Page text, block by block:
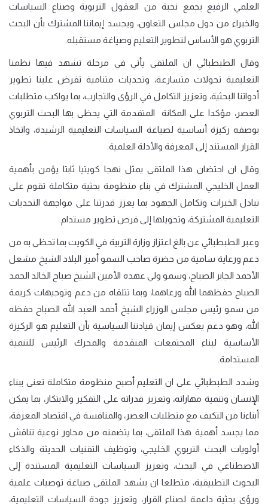
العلمي الرفيع يجمع نخبة من العقول التربوية وصناع السياسات
والخبراء من دول مجلس التعاون، ويجسد إيماننا المشترك بأن البحث
التربوي هو الأساس لتطوير التعليم وصياغة مستقبله.
وقال الطبطبائي ان الملتقى يأتي في مرحلة تشهد فيها نظمنا
التعليمية تحولات متسارعة، وتحديات متنامية تفرض علينا تطوير
أدواتنا البحثية، وتعزيز التكامل في الرؤى والتجارب، بما يواكب متطلبات
العصر، مؤكدا على المكانة المتقدمة التي يحظى بها البحث التربوي
بوصفه ركيزة أساسية لصياغة السياسات التعليمية الرشيدة، واتخاذ
القرار المستند إلى المعرفة والأدلة العلمية
وقال ان احتضان هذا الملتقى يمثل نهجا كويتيا ثابتا يؤمن بأهمية
العمل الخليجي المشترك في بناء منظومة بحثية متكاملة تقوم على
تبادل الخبرات وتكامل الجهود بما يعزز قدرتنا على مواجهة التحديات
التعليمية المشتركة، وتحويلها إلى فرص تطوير مستدام.
وعبر الطبطبائي عن بالغ اعتزاز وزارة التربية في الكويت بما تحظى به من
دعم ورعاية سامية من حضرة صاحب السمو أمير البلاد الشيخ مشعل
الأحمد الجابر الصباح، وسمو ولي عهده الأمين الشيخ صباح الخالد الحمد
الصباح حفظهما الله ورعاهما، وبما تتلقاه من دعم وتوجيهات كريمة
من سمو رئيس مجلس الوزراء الشيخ أحمد العبد الله الصباح حفظه
الله، وهو دعم يعكس إيمان قيادتنا السياسية بأن التعليم هو الركيزة
الأساسية لبناء المجتمعات المتقدمة والمحرك الرئيس للتنمية
المستدامة.
وشدد الطبطبائي على ان التعليم أصبح منظومة متكاملة تعنى ببناء
الإنسان وتنمية مهاراته، وتعزيز قدراته على التفكير والابتكار، بما يمكن
أبناءنا من التكيف مع متطلبات العصر، والمنافسة في اقتصاد المعرفة،
مما يجسد أهمية هذا الملتقى، بما يتضمنه من محاور نوعية تناقش
أولويات البحث التربوي الخليجي، وتوظيف التقنيات الحديثة والذكاء
الاصطناعي في البحث، وتعزيز السياسات التعليمية المستندة إلى
البحوث التطبيقية، متطلعا ان يشهد الملتقى صياغة توصيات علمية
ورؤى بحثية داعمة لصناع القرار، وتعزيز جودة السياسات التعليمية،